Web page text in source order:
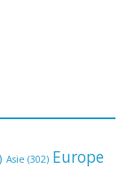
Asie (302) Europe